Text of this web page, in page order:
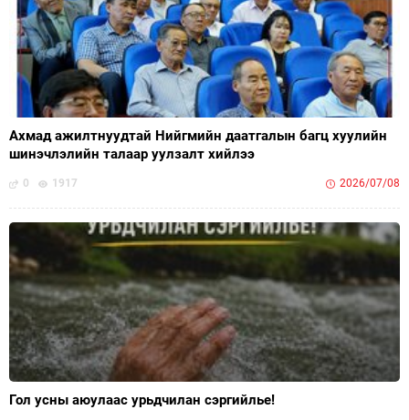
Ахмад ажилтнуудтай Нийгмийн даатгалын багц хуулийн
шинэчлэлийн талаар уулзалт хийлээ
0 1917 2026/07/08
Гол усны аюулаас урьдчилан сэргийлье!